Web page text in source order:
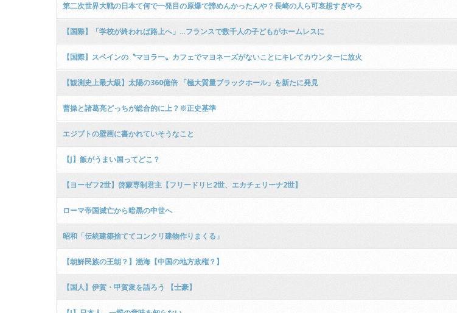
第二次世界大戦の日本て何で一発目の原爆で諦めんかったんや？長崎の人ら可哀想すぎやろ
【国際】「学校が終われば路上へ」…フランスで数千人の子どもがホームレスに
【国際】スペインの〝マヨラー〟カフェでマヨネーズがないことにキレてカウンターに放火
【観測史上最大級】太陽の360億倍 「極大質量ブラックホール」を新たに発見
曹操と諸葛亮どっちが総合的に上？※正史基準
エジプトの壁画に書かれていそうなこと
【J】飯がうまい国ってどこ？
【ヨーゼフ2世】啓蒙専制君主【フリードリヒ2世、エカチェリーナ2世】
ローマ帝国滅亡から暗黒の中世へ
昭和「伝統建築捨ててコンクリ建物作りまくる」
【朝鮮民族の王朝？】渤海【中国の地方政権？】
【国人】伊賀・甲賀衆を語ろう 【士豪】